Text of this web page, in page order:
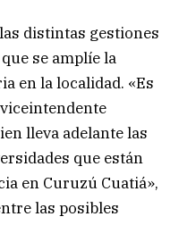
distintas gestiones
se amplíe la
en la localidad. «Es
lleva adelante las
que están
en Curuzú Cuatiá»,
las posibles